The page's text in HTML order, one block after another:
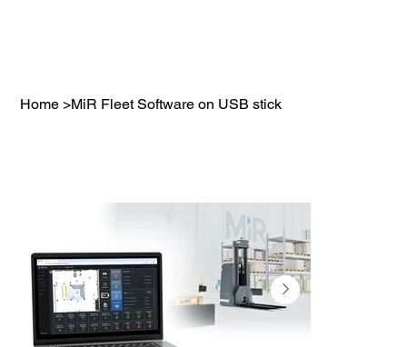
Home >MiR Fleet Software on USB stick